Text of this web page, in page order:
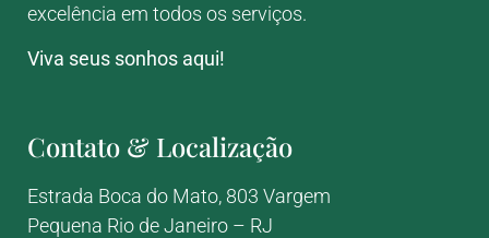
excelência em todos os serviços.
Viva seus sonhos aqui!
Contato & Localização
Estrada Boca do Mato, 803 Vargem
Pequena Rio de Janeiro – RJ